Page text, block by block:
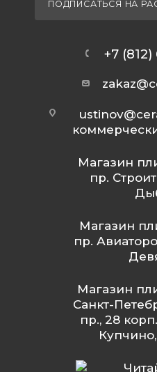
ПОДПИСАТЬСЯ НА
+7 (812)
Магазин
пр.
Магазин
пр.
Магазин
Санкт-
пр., 28